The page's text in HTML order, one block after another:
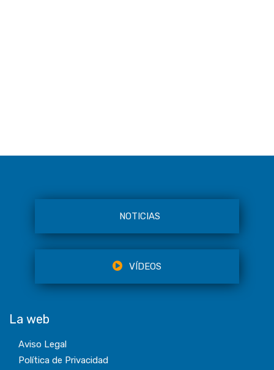
NOTICIAS
VÍDEOS
La web
Aviso Legal
Política de Privacidad